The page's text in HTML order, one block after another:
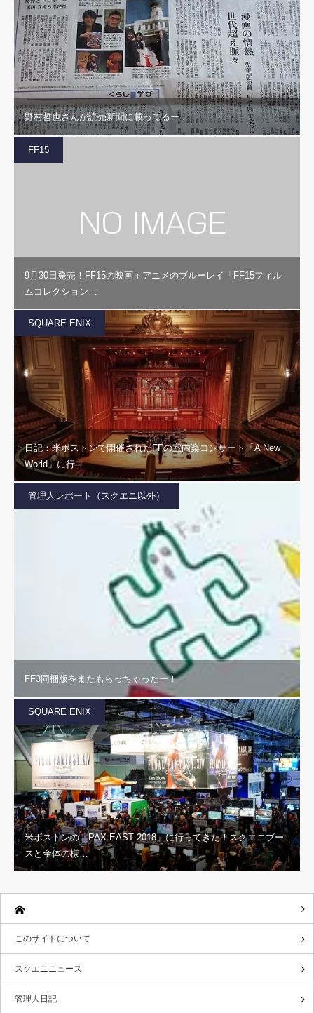
野村哲也さんが読売新聞に載ってるー！
FF15
9月30日発売！FF15の映画＋アニメのブルーレイ「FF15フィル
ムコレクション…
SQUARE ENIX
日記：米ボストンで開催されたFFの室内楽コンサート「A New
World」に行…
管理人レポート（スクエニ以外）
FF3同梱版をまたもらっちゃったー！
SQUARE ENIX
米ボストンの「PAX EAST 2018」に行ってきた！スクエニブー
スと全体の様…
このサイトについて
スクエニニュース
管理人日記